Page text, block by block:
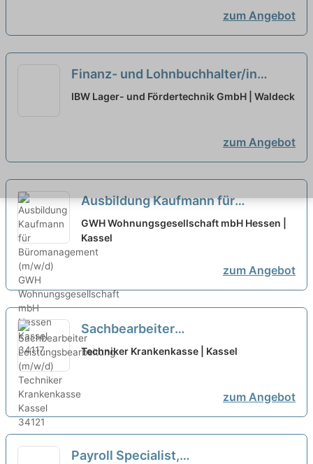
zum Angebot
Finanz- und Lohnbuchhalter/in
(m/w/d) neu
IBW Lager- und Fördertechnik GmbH | Waldeck
zum Angebot
Ausbildung Kaufmann für
Büromanagement (m/w/d) neu
GWH Wohnungsgesellschaft mbH Hessen |
Kassel
zum Angebot
Sachbearbeiter
Leistungsbearbeitung (m/w/d)
Techniker Krankenkasse | Kassel
zum Angebot
Payroll Specialist,